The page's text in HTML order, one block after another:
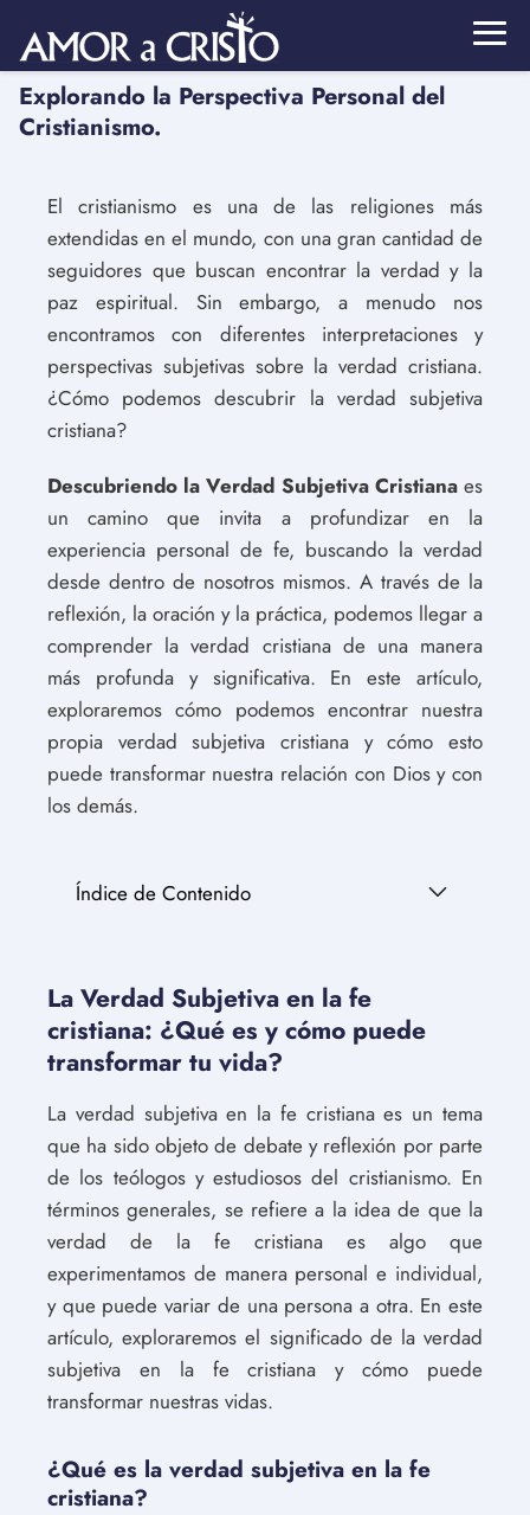
Explorando la Perspectiva Personal del
Cristianismo.
El cristianismo es una de las religiones más
extendidas en el mundo, con una gran cantidad de
seguidores que buscan encontrar la verdad y la
paz espiritual. Sin embargo, a menudo nos
encontramos con diferentes interpretaciones y
perspectivas subjetivas sobre la verdad cristiana.
¿Cómo podemos descubrir la verdad subjetiva
cristiana?
Descubriendo la Verdad Subjetiva Cristianaes
un camino que invita a profundizar en la
experiencia personal de fe, buscando la verdad
desde dentro de nosotros mismos. A través de la
reflexión, la oración y la práctica, podemos llegar a
comprender la verdad cristiana de una manera
más profunda y significativa. En este artículo,
exploraremos cómo podemos encontrar nuestra
propia verdad subjetiva cristiana y cómo esto
puede transformar nuestra relación con Dios y con
los demás.
Índice de Contenido
La Verdad Subjetiva en la fe
cristiana: ¿Qué es y cómo puede
transformar tu vida?
La verdad subjetiva en la fe cristiana es un tema
que ha sido objeto de debate y reflexión por parte
de los teólogos y estudiosos del cristianismo. En
términos generales, se refiere a la idea de que la
verdad de la fe cristiana es algo que
experimentamos de manera personal e individual,
y que puede variar de una persona a otra. En este
artículo, exploraremos el significado de la verdad
subjetiva en la fe cristiana y cómo puede
transformar nuestras vidas.
¿Qué es la verdad subjetiva en la fe
cristiana?